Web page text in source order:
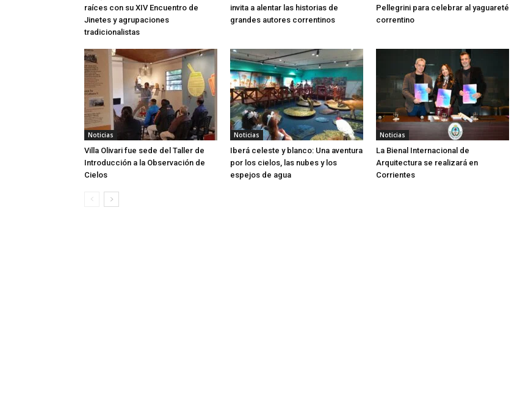
raíces con su XIV Encuentro de
Jinetes y agrupaciones
tradicionalistas
invita a alentar las historias de
grandes autores correntinos
Pellegrini para celebrar al yaguareté
correntino
Noticias
Villa Olivari fue sede del Taller de
Introducción a la Observación de
Cielos
Noticias
Iberá celeste y blanco: Una aventura
por los cielos, las nubes y los
espejos de agua
Noticias
La Bienal Internacional de
Arquitectura se realizará en
Corrientes